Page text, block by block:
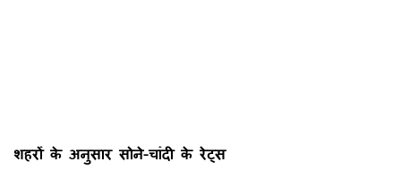
शहरों के अनुसार सोने-चांदी के रेट्स